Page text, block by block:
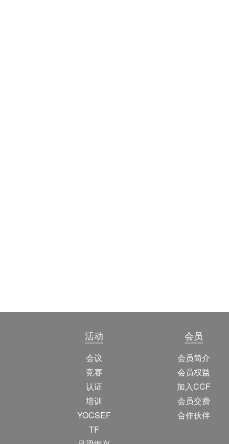
活动
会议
竞赛
认证
培训
YOCSEF
TF
会员
会员简介
会员权益
加入CCF
会员交费
合作伙伴